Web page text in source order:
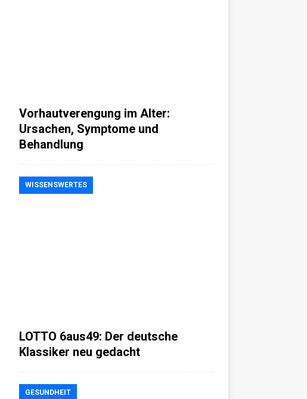
Vorhautverengung im Alter:
Ursachen, Symptome und
Behandlung
WISSENSWERTES
LOTTO 6aus49: Der deutsche
Klassiker neu gedacht
GESUNDHEIT